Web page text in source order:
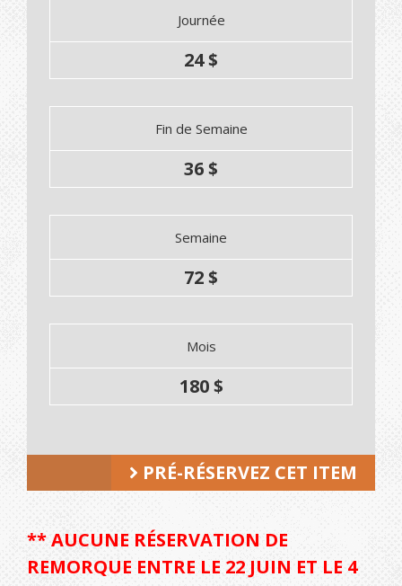
Journée
24 $
Fin de Semaine
36 $
Semaine
72 $
Mois
180 $
PRÉ-RÉSERVEZ CET ITEM
** AUCUNE RÉSERVATION DE
REMORQUE ENTRE LE 22 JUIN ET LE 4